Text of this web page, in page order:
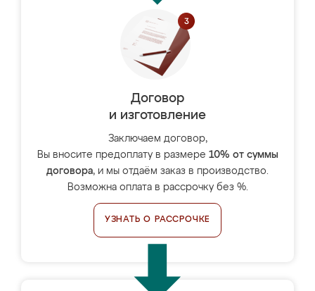
Договор
и изготовление
Заключаем договор,
Вы вносите предоплату в размере 10% от суммы
договора, и мы отдаём заказ в производство.
Возможна оплата в рассрочку без %.
УЗНАТЬ О РАССРОЧКЕ